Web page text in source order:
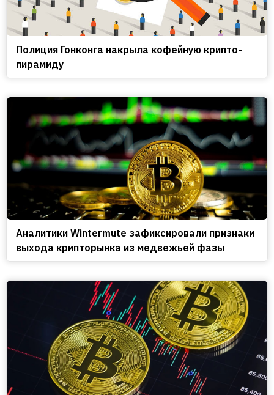
Полиция Гонконга накрыла кофейную крипто-
пирамиду
Аналитики Wintermute зафиксировали признаки
выхода крипторынка из медвежьей фазы